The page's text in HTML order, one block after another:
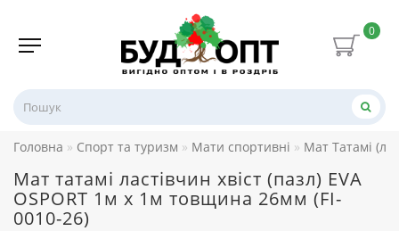
0
Головна Спорт та туризм Мати спортивні Мат Татамі
Мат татамі ластівчин хвіст (пазл) EVA
OSPORT 1м х 1м товщина 26мм (FI-
0010-26)